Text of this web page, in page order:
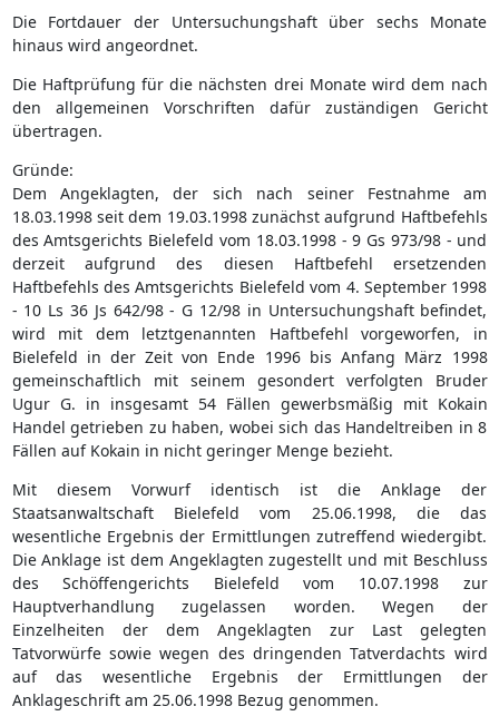
Die Fortdauer der Untersuchungshaft über sechs Monate
hinaus wird angeordnet.
Die Haftprüfung für die nächsten drei Monate wird dem nach
den allgemeinen Vorschriften dafür zuständigen Gericht
übertragen.
Gründe:
Dem Angeklagten, der sich nach seiner Festnahme am
18.03.1998 seit dem 19.03.1998 zunächst aufgrund Haftbefehls
des Amtsgerichts Bielefeld vom 18.03.1998 - 9 Gs 973/98 - und
derzeit aufgrund des diesen Haftbefehl ersetzenden
Haftbefehls des Amtsgerichts Bielefeld vom 4. September 1998
- 10 Ls 36 Js 642/98 - G 12/98 in Untersuchungshaft befindet,
wird mit dem letztgenannten Haftbefehl vorgeworfen, in
Bielefeld in der Zeit von Ende 1996 bis Anfang März 1998
gemeinschaftlich mit seinem gesondert verfolgten Bruder
Ugur G. in insgesamt 54 Fällen gewerbsmäßig mit Kokain
Handel getrieben zu haben, wobei sich das Handeltreiben in 8
Fällen auf Kokain in nicht geringer Menge bezieht.
Mit diesem Vorwurf identisch ist die Anklage der
Staatsanwaltschaft Bielefeld vom 25.06.1998, die das
wesentliche Ergebnis der Ermittlungen zutreffend wiedergibt.
Die Anklage ist dem Angeklagten zugestellt und mit Beschluss
des Schöffengerichts Bielefeld vom 10.07.1998 zur
Hauptverhandlung zugelassen worden. Wegen der
Einzelheiten der dem Angeklagten zur Last gelegten
Tatvorwürfe sowie wegen des dringenden Tatverdachts wird
auf das wesentliche Ergebnis der Ermittlungen der
Anklageschrift am 25.06.1998 Bezug genommen.